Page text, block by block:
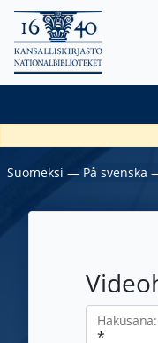
Suomeksi ― På svenska
Hakusana: